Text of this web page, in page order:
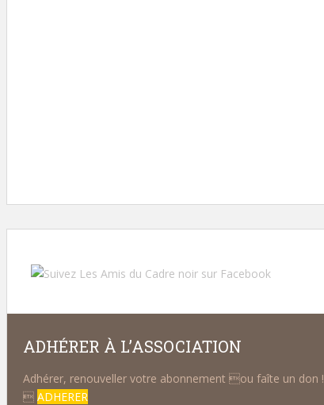
ADHÉRER À L’ASSOCIATION
Adhérer, renouveller votre abonnement ou faîte un don !
 ADHERER